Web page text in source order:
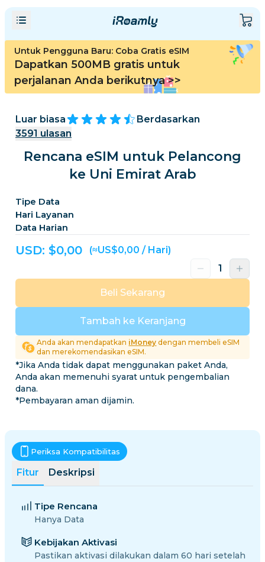
Untuk Pengguna Baru: Coba Gratis eSIM
Dapatkan 500MB gratis untuk
perjalanan Anda berikutnya>>
Luar biasa
Berdasarkan
3591 ulasan
Rencana eSIM untuk Pelancong
ke Uni Emirat Arab
Tipe Data
Hari Layanan
Data Harian
USD: $0,00 (≈US$0,00 / Hari)
Tambah ke Keranjang
Beli Sekarang
Anda akan mendapatkan iMoney dengan membeli eSIM
dan merekomendasikan eSIM.
*Jika Anda tidak dapat menggunakan paket Anda,
Anda akan memenuhi syarat untuk pengembalian
dana.
*Pembayaran aman dijamin.
Fitur Deskripsi
Periksa Kompatibilitas
Tipe Rencana
Hanya Data
Kebijakan Aktivasi
Pastikan aktivasi dilakukan dalam 60 hari setelah